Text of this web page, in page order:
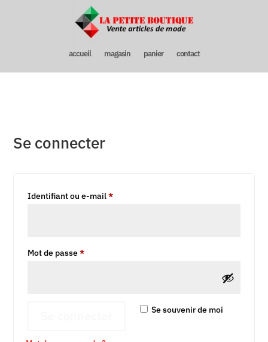
accueil magasin panier contact
Se connecter
Identifiant ou e-mail*Obligatoire
Mot de passe*Obligatoire
Se souvenir de moi